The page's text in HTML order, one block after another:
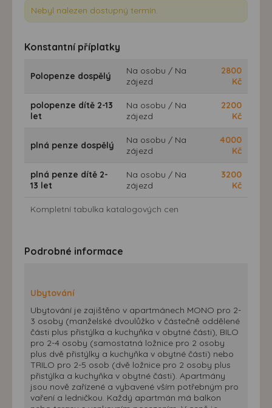
Nebyl nalezen dostupný termín.
Konstantní příplatky
Polopenze dospělý
Na osobu / Na
zájezd
2800
Kč
polopenze dítě 2-13
let
Na osobu / Na
zájezd
2200
Kč
plná penze dospělý
Na osobu / Na
zájezd
4000
Kč
plná penze dítě 2-
13 let
Na osobu / Na
zájezd
3200
Kč
Kompletní tabulka katalogových cen
Podrobné informace
Ubytování
Ubytování je zajištěno v apartmánech MONO pro 2-
3 osoby (manželské dvoulůžko v částečně oddělené
části plus přistýlka a kuchyňka v obytné části), BILO
pro 2-4 osoby (samostatná ložnice pro 2 osoby
plus dvě přistýlky a kuchyňka v obytné části) nebo
TRILO pro 2-5 osob (dvě ložnice pro 2 osoby plus
přistýlka a kuchyňka v obytné části). Apartmány
jsou nově zařízené a vybavené vším potřebným pro
vaření a ledničkou. Každý apartmán má balkon